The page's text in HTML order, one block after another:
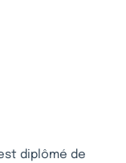
diplômé de